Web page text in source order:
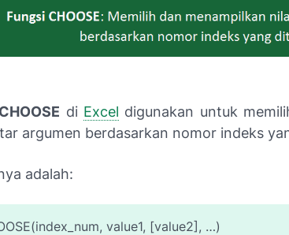
di Excel digunakan untuk
argumen berdasarkan nomor indeks
adalah:
value1, [value2], …)